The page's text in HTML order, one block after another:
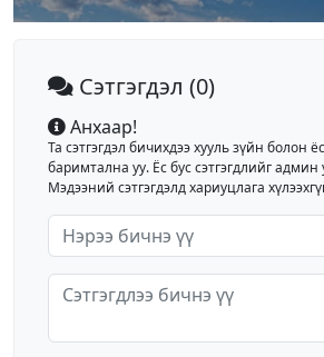
Сэтгэгдэл (0)
Анхаар!
Та сэтгэгдэл бичихдээ хууль зүйн болон
баримтална уу. Ёс бус сэтгэгдлийг админ
Мэдээний сэтгэгдэлд хариуцлага